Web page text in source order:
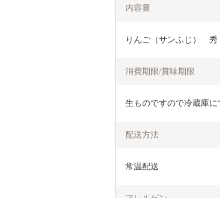
内容量
りんご（サンふじ）　秀
消費期限/賞味期限
生ものですので冷蔵庫に
配送方法
常温配送